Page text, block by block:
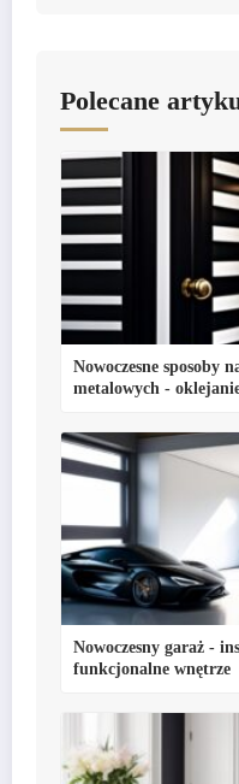
Polecane
Nowoczesne sposoby
metalowych -
Nowoczesny garaż -
funkcjonalne wnętrze